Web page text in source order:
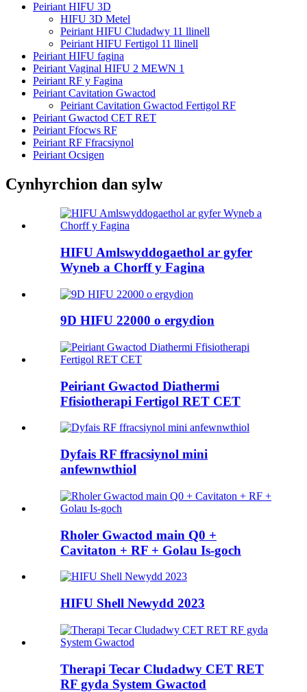
Peiriant HIFU 3D
HIFU 3D Metel
Peiriant HIFU Cludadwy 11 llinell
Peiriant HIFU Fertigol 11 llinell
Peiriant HIFU fagina
Peiriant Vaginal HIFU 2 MEWN 1
Peiriant RF y Fagina
Peiriant Cavitation Gwactod
Peiriant Cavitation Gwactod Fertigol RF
Peiriant Gwactod CET RET
Peiriant Ffocws RF
Peiriant RF Ffracsiynol
Peiriant Ocsigen
Cynhyrchion dan sylw
HIFU Amlswyddogaethol ar gyfer
Wyneb a Chorff y Fagina
9D HIFU 22000 o ergydion
Peiriant Gwactod Diathermi
Ffisiotherapi Fertigol RET CET
Dyfais RF ffracsiynol mini
anfewnwthiol
Rholer Gwactod main Q0 +
Cavitaton + RF + Golau Is-goch
HIFU Shell Newydd 2023
Therapi Tecar Cludadwy CET RET
RF gyda System Gwactod